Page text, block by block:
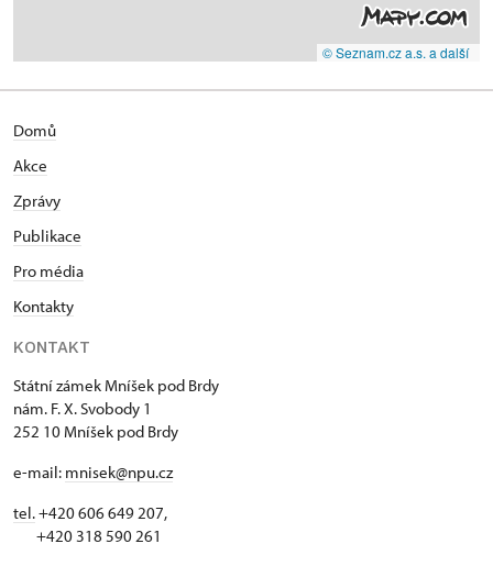
© Seznam.cz a.s. a další
Domů
Akce
Zprávy
Publikace
Pro média
Kontakty
KONTAKT
Státní zámek Mníšek pod Brdy
nám. F. X. Svobody 1
252 10 Mníšek pod Brdy
e-mail: mnisek@npu.cz
tel.+420 606 649 207,
+420 318 590 261